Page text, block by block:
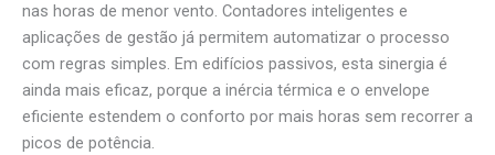
nas horas de menor vento. Contadores inteligentes e
aplicações de gestão já permitem automatizar o processo
com regras simples. Em edifícios passivos, esta sinergia é
ainda mais eficaz, porque a inércia térmica e o envelope
eficiente estendem o conforto por mais horas sem recorrer a
picos de potência.